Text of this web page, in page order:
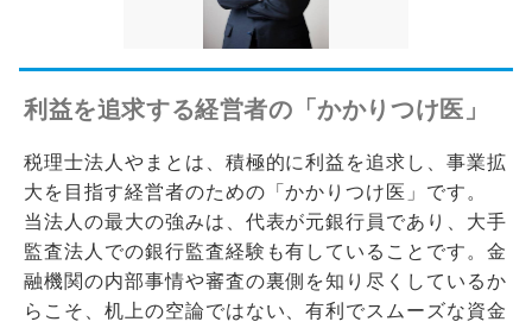
利益を追求する経営者の「かかりつけ医」
税理士法人やまとは、積極的に利益を追求し、事業拡
大を目指す経営者のための「かかりつけ医」です。
当法人の最大の強みは、代表が元銀行員であり、大手
監査法人での銀行監査経験も有していることです。金
融機関の内部事情や審査の裏側を知り尽くしているか
らこそ、机上の空論ではない、有利でスムーズな資金